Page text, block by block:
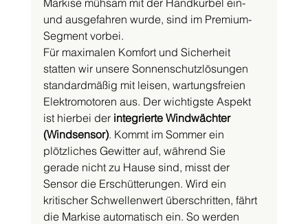
und ausgefahren wurde, sind im Premium-
Segment vorbei.
Für maximalen Komfort und Sicherheit
statten wir unsere Sonnenschutzlösungen
standardmäßig mit leisen, wartungsfreien
Elektromotoren aus. Der wichtigste Aspekt
ist hierbei der integrierte Windwächter
(Windsensor). Kommt im Sommer ein
plötzliches Gewitter auf, während Sie
gerade nicht zu Hause sind, misst der
Sensor die Erschütterungen. Wird ein
kritischer Schwellenwert überschritten, fährt
die Markise automatisch ein. So werden